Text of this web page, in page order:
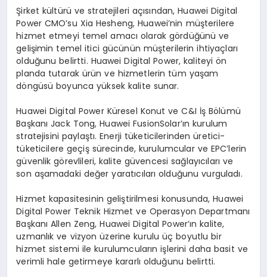
Şirket kültürü ve stratejileri açısından, Huawei Digital
Power CMO’su Xia Hesheng, Huawei’nin müşterilere
hizmet etmeyi temel amacı olarak gördüğünü ve
gelişimin temel itici gücünün müşterilerin ihtiyaçları
olduğunu belirtti. Huawei Digital Power, kaliteyi ön
planda tutarak ürün ve hizmetlerin tüm yaşam
döngüsü boyunca yüksek kalite sunar.
Huawei Digital Power Küresel Konut ve C&I İş Bölümü
Başkanı Jack Tong, Huawei FusionSolar’ın kurulum
stratejisini paylaştı. Enerji tüketicilerinden üretici-
tüketicilere geçiş sürecinde, kurulumcular ve EPC’lerin
güvenlik görevlileri, kalite güvencesi sağlayıcıları ve
son aşamadaki değer yaratıcıları olduğunu vurguladı.
Hizmet kapasitesinin geliştirilmesi konusunda, Huawei
Digital Power Teknik Hizmet ve Operasyon Departmanı
Başkanı Allen Zeng, Huawei Digital Power’ın kalite,
uzmanlık ve vizyon üzerine kurulu üç boyutlu bir
hizmet sistemi ile kurulumcuların işlerini daha basit ve
verimli hale getirmeye kararlı olduğunu belirtti.